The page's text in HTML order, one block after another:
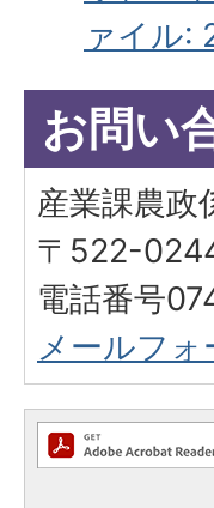
ァイル:
お問い
産業課農政
〒522-
電話番号
メールフ